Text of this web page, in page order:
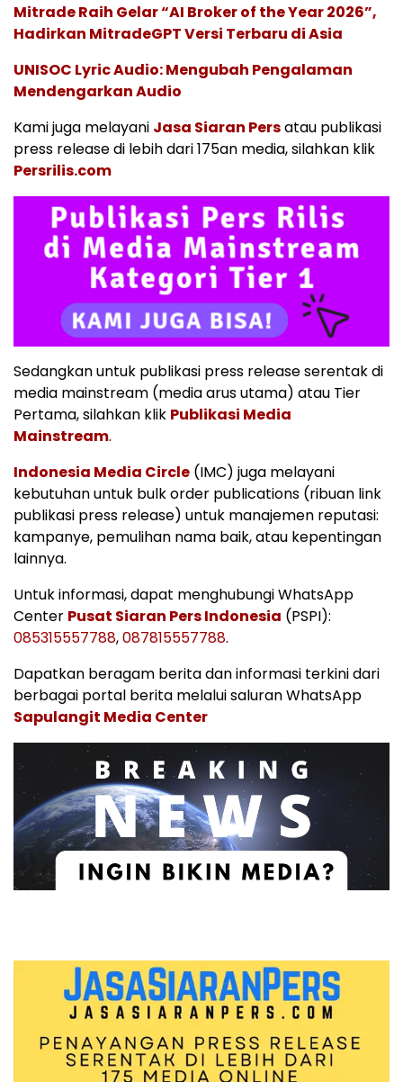
Mitrade Raih Gelar “AI Broker of the Year 2026”,
Hadirkan MitradeGPT Versi Terbaru di Asia
UNISOC Lyric Audio: Mengubah Pengalaman
Mendengarkan Audio
Kami juga melayani Jasa Siaran Persatau publikasi
press release di lebih dari 175an media, silahkan klik
Persrilis.com
Sedangkan untuk publikasi press release serentak di
media mainstream (media arus utama) atau Tier
Pertama, silahkan klik Publikasi Media
Mainstream.
Indonesia Media Circle (IMC) juga melayani
kebutuhan untuk bulk order publications (ribuan link
publikasi press release) untuk manajemen reputasi:
kampanye, pemulihan nama baik, atau kepentingan
lainnya.
Untuk informasi, dapat menghubungi WhatsApp
Center Pusat Siaran Pers Indonesia (PSPI):
085315557788,087815557788.
Dapatkan beragam berita dan informasi terkini dari
berbagai portal berita melalui saluran WhatsApp
Sapulangit Media Center